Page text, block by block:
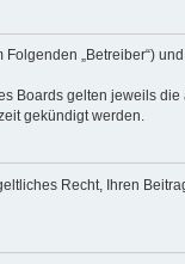
„Betreiber“)
Boards gelten jeweils
gekündigt werden.
Recht, Ihren